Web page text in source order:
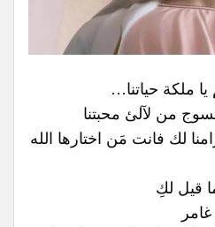
يا ملكة حياتنا…
من لآلئ محبتنا
لك فانت مَن اختارها الله
قيل لكِ